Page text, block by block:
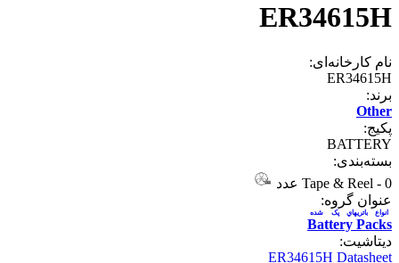
ER34615H
نام کارخانه‌ای:
ER34615H
برند:
Other
پکیج:
BATTERY
بسته‌بندی:
Tape & Reel - 0 عدد
عنوان گروه:
Battery Packs
انواع باتريهاي پک شده
دیتاشیت:
ER34615H Datasheet